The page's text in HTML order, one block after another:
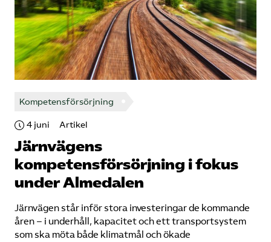
Kompetensförsörjning
4 juni Artikel
Järnvägens
kompetensförsörjning i fokus
under Almedalen
Järnvägen står inför stora investeringar de kommande
åren – i underhåll, kapacitet och ett transportsystem
som ska möta både klimatmål och ökade